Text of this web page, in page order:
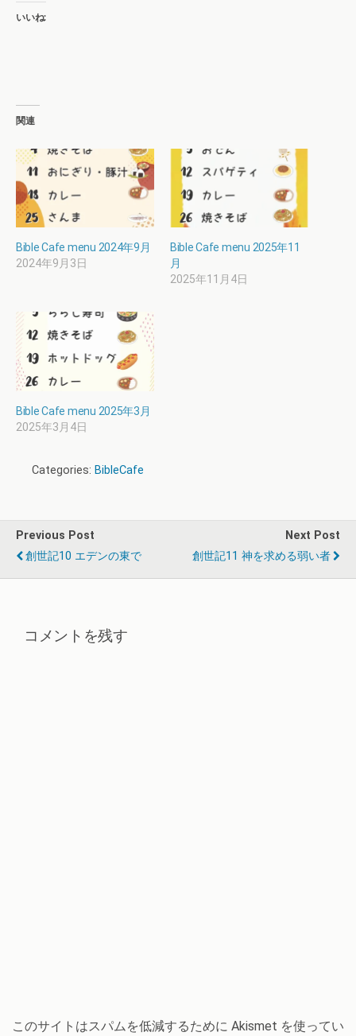
いいね:
関連
Bible Cafe menu 2024年9月
2024年9月3日
Bible Cafe menu 2025年11
月
2025年11月4日
Bible Cafe menu 2025年3月
2025年3月4日
Categories: BibleCafe
Previous Post
創世記10 エデンの東で
Next Post
創世記11 神を求める弱い者
コメントを残す
このサイトはスパムを低減するために Akismet を使ってい